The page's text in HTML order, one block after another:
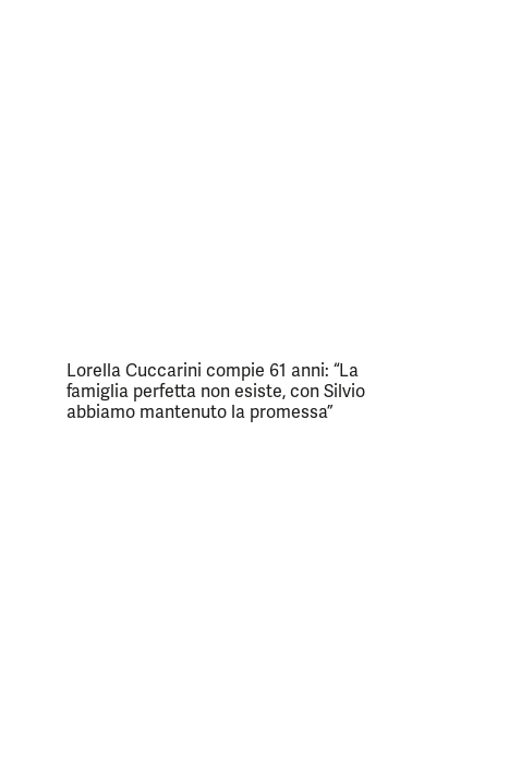
Lorella Cuccarini compie 61 anni: “La
famiglia perfetta non esiste, con Silvio
abbiamo mantenuto la promessa”